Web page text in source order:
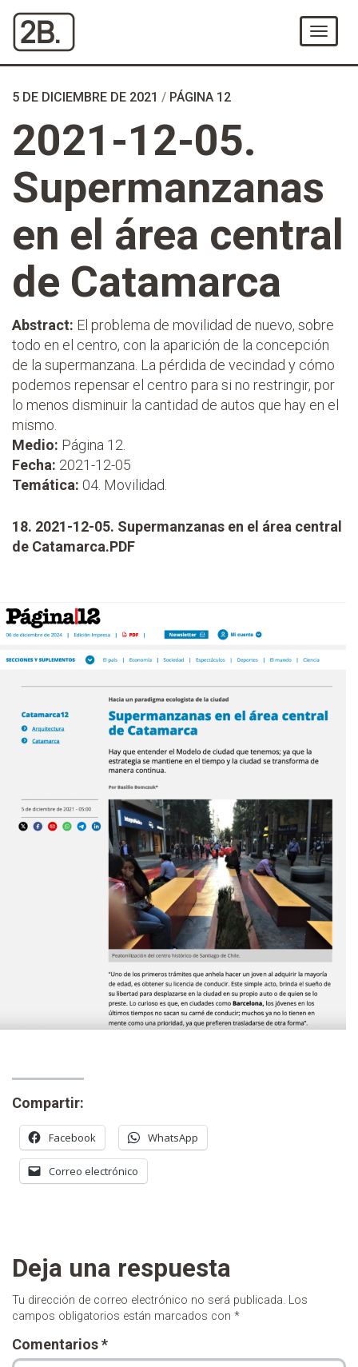
Contenido
Menú
5 DE DICIEMBRE DE 2021 / PÁGINA 12
2021-12-05.
Supermanzanas
en el área central
de Catamarca
Abstract: El problema de movilidad de nuevo, sobre
todo en el centro, con la aparición de la concepción
de la supermanzana. La pérdida de vecindad y cómo
podemos repensar el centro para si no restringir, por
lo menos disminuir la cantidad de autos que hay en el
mismo.
Medio: Página 12.
Fecha: 2021-12-05
Temática: 04. Movilidad.
18. 2021-12-05. Supermanzanas en el área central
de Catamarca.PDF
Compartir:
Facebook WhatsApp
Correo electrónico
Deja una respuesta
Tu dirección de correo electrónico no será publicada. Los
campos obligatorios están marcados con *
Comentarios*